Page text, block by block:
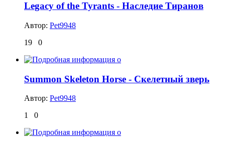
Legacy of the Tyrants - Наследие Тиранов
Автор: Pet9948
19
0
Summon Skeleton Horse - Скелетный зверь
Автор: Pet9948
1
0